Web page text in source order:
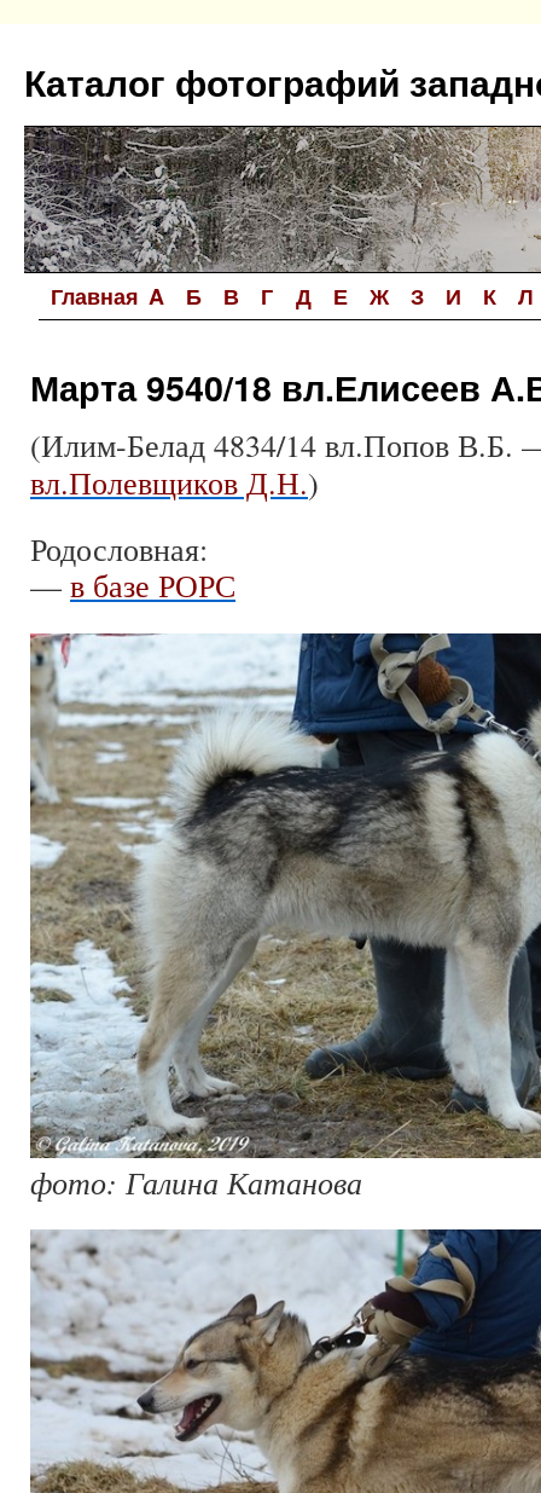
содержимому
Каталог фотографий
Главная A Б В Г Д Е Ж З И К Л
Марта 9540/18 вл.Елисеев
(Илим-Белад 4834/14 вл.Попов
вл.Полевщиков Д.Н.)
Родословная:
— в базе РОРС
фото: Галина Катанова